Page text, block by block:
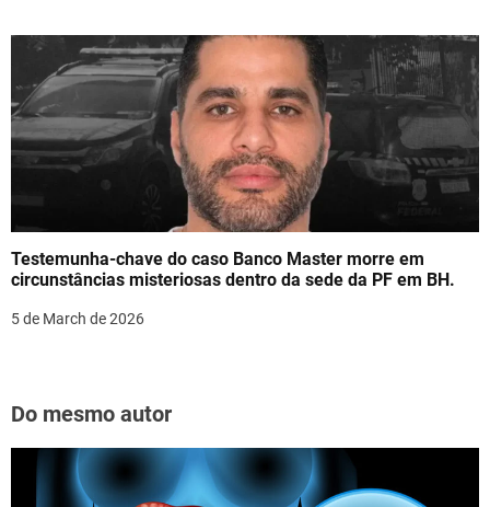
Testemunha-chave do caso Banco Master morre em
circunstâncias misteriosas dentro da sede da PF em BH.
5 de March de 2026
Do mesmo autor